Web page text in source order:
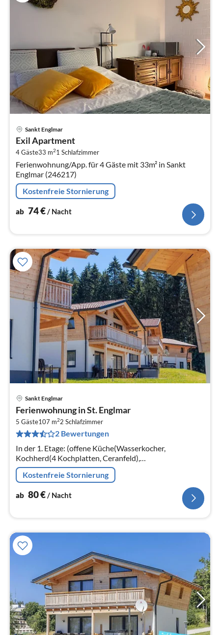
Sankt Englmar
Exil Apartment
4 Gäste33 m21 Schlafzimmer
Ferienwohnung/App. für 4 Gäste mit 33m² in Sankt
Englmar (246217)
Kostenfreie Stornierung
ab 74€/ Nacht
Sankt Englmar
Ferienwohnung in St. Englmar
5 Gäste107 m22 Schlafzimmer
2 Bewertungen
In der 1. Etage: (offene Küche(Wasserkocher,
Kochherd(4 Kochplatten, Ceranfeld),
Kaffeemaschine(Filter), Backofen, Spülmaschine,
Kühl-/Gefrierkombination)
Kostenfreie Stornierung
ab 80€ / Nacht